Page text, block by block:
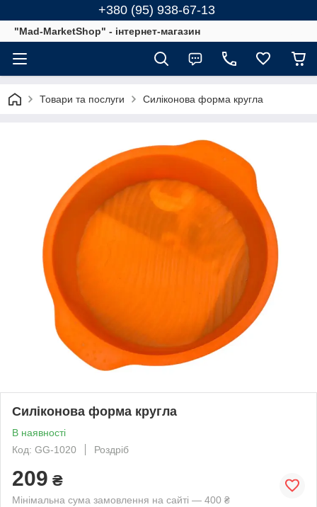
+380 (95) 938-67-13
"Mad-MarketShop" - інтернет-магазин
Товари та послуги Силіконова форма кругла
Силіконова форма кругла
В наявності
Код: GG-1020
Роздріб
209 ₴
Мінімальна сума замовлення на сайті — 400 ₴